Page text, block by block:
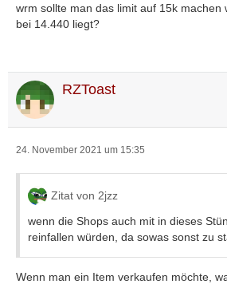
wrm sollte man das limit auf 15k machen
bei 14.440 liegt?
RZToast
24. November 2021 um 15:35
Zitat von 2jzz
wenn die Shops auch mit in dieses
reinfallen würden, da sowas sonst zu
Wenn man ein Item verkaufen möchte,